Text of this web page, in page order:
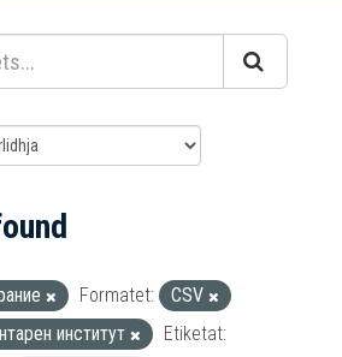
Formatet:
CSV
институт
Etiketat: